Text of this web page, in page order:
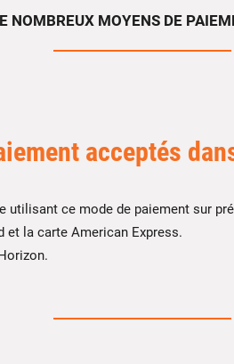
MOYENS DE
acceptés
ce mode de paiement sur
et la carte American Express.